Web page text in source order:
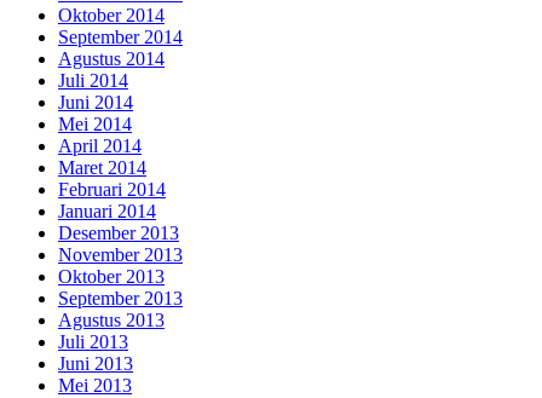
Oktober 2014
September 2014
Agustus 2014
Juli 2014
Juni 2014
Mei 2014
April 2014
Maret 2014
Februari 2014
Januari 2014
Desember 2013
November 2013
Oktober 2013
September 2013
Agustus 2013
Juli 2013
Juni 2013
Mei 2013